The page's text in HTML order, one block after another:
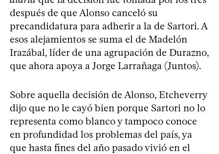
después de que Alonso canceló su
precandidatura para adherir a la de Sartori. A
esos alejamientos se suma el de Madelón
Irazábal, líder de una agrupación de Durazno,
que ahora apoya a Jorge Larrañaga (Juntos).
Sobre aquella decisión de Alonso, Etcheverry
dijo que no le cayó bien porque Sartori no lo
representa como blanco y tampoco conoce
en profundidad los problemas del país, ya
que hasta fines del año pasado vivió en el